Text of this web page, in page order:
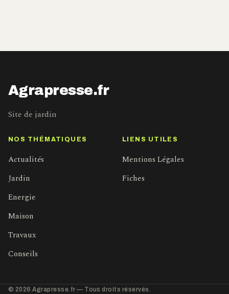
Agrapresse.fr
Site de jardin
NOS THÉMATIQUES
Actualités
Jardin
Energie
Maison
Travaux
Conseils
LIENS UTILES
Mentions Légales
Fiches
© 2026 Agrapresse.fr — Tous droits réservés.